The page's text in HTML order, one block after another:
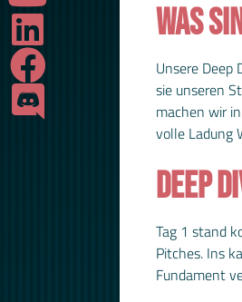
WAS
Unsere Deep
sie unseren
machen wir
volle Ladung
DEEP
Tag 1 stand
Pitches. Ins
Fundament